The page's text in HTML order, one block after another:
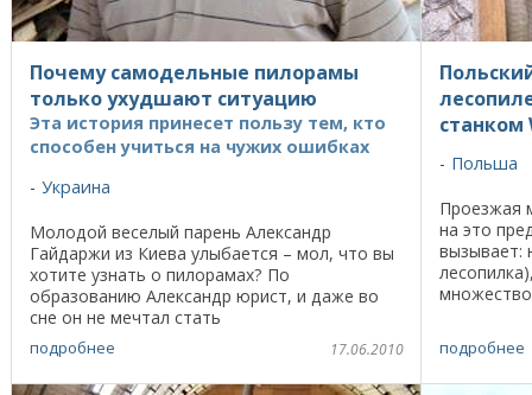
Почему самодельные пилорамы
только ухудшают ситуацию
Эта история принесет пользу тем, кто
способен учиться на чужих ошибках
Украина
Молодой веселый парень Александр
Гайдаржи из Киева улыбается – мол, что вы
хотите узнать о пилорамах? По
образованию Александр юрист, и даже во
сне он не мечтал стать
деревообработчиком. Но однажды судьба
преподнесла ему… «подарок». Вот как это
было ...
подробнее 17.06.2010
станком
Польша
Проезжая
на это
вызывает:
подробнее